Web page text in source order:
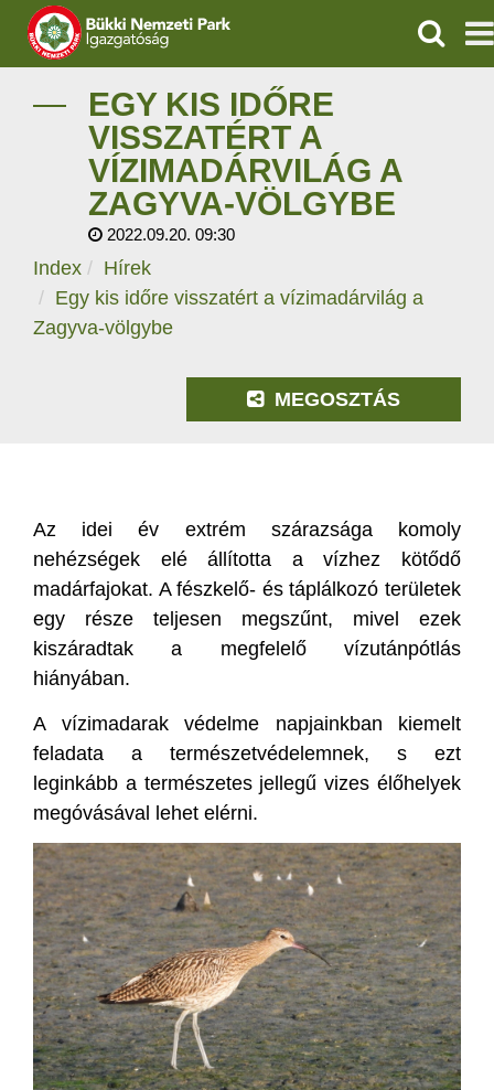
IGAZGATÓSÁG
TERMÉSZETVÉDELEM
VÍZVÉDELEM
ÖKOTURIZMUS
OKTATÁS
EGY KIS IDŐRE
VISSZATÉRT A
VÍZIMADÁRVILÁG A
ZAGYVA-VÖLGYBE
2022.09.20. 09:30
Index
Hírek
Egy kis időre visszatért a vízimadárvilág a
Zagyva-völgybe
MEGOSZTÁS
Az idei év extrém szárazsága komoly
nehézségek elé állította a vízhez kötődő
madárfajokat. A fészkelő- és táplálkozó területek
egy része teljesen megszűnt, mivel ezek
kiszáradtak a megfelelő vízutánpótlás
hiányában.
A vízimadarak védelme napjainkban kiemelt
feladata a természetvédelemnek, s ezt
leginkább a természetes jellegű vizes élőhelyek
megóvásával lehet elérni.